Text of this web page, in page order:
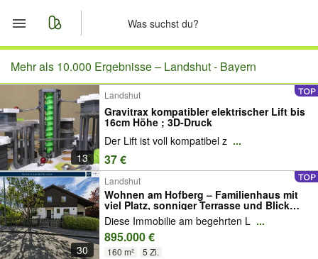
Start
Merkliste
Nachrichten
Anzeige aufgeben
Mehr als 10.000 Ergebnisse – Landshut - Bayern
13
Landshut
Gravitrax kompatibler elektrischer Lift bis
16cm Höhe ; 3D-Druck
Der Lift ist voll kompatibel z ...
37 €
30
Landshut
Wohnen am Hofberg – Familienhaus mit
viel Platz, sonniger Terrasse und Blick
Richtung Achdorf
Diese Immobilie am begehrten L ...
895.000 €
160 m² 5 Zi.